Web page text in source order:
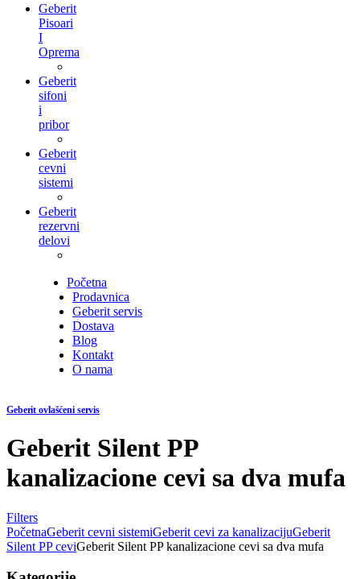
Geberit
Pisoari
I
Oprema
Geberit
sifoni
i
pribor
Geberit
cevni
sistemi
Geberit
rezervni
delovi
Početna
Prodavnica
Geberit servis
Dostava
Blog
Kontakt
O nama
Geberit ovlašćeni servis
Geberit Silent PP
kanalizacione cevi sa dva mufa
Filters
PočetnaGeberit cevni sistemiGeberit cevi za kanalizacijuGeberit
Silent PP ceviGeberit Silent PP kanalizacione cevi sa dva mufa